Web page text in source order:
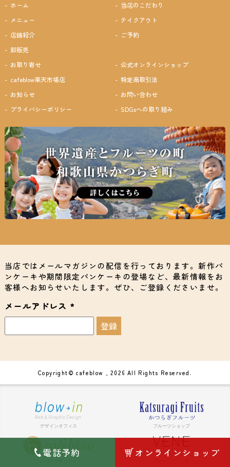
ホーム
当店のこだわり
メニュー
テイクアウト
店舗紹介
ご予約
卸販売
お取り寄せ
公式オンラインショップ
cafeblow楽天市場店
特定商取引法
お知らせ
お問い合わせ
プライバシーポリシー
SDGsへの取り組み
当店ではメールマガジンの配信を行っております。新作パ
ンケーキや期間限定パンケーキの登場など、最新情報をお
客様へお知らせいたします。ぜひ、ご登録くださいませ。
メールアドレス *
Copyright© cafeblow , 2026 All Rights Reserved.
電話予約 オンラインショップ